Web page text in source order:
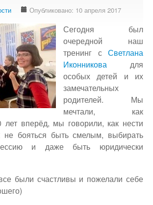
это?
доступности
Опубликовано: 10 апреля 2017
Сегодня был
очередной наш
тренинг с Светлана
Иконникова для
особых детей и их
замечательных
родителей. Мы
мечтали, как
вперёд, мы говорили, как нести
не бояться быть смелым, выбирать
и даже быть юридически
были счастливы и пожелали себе